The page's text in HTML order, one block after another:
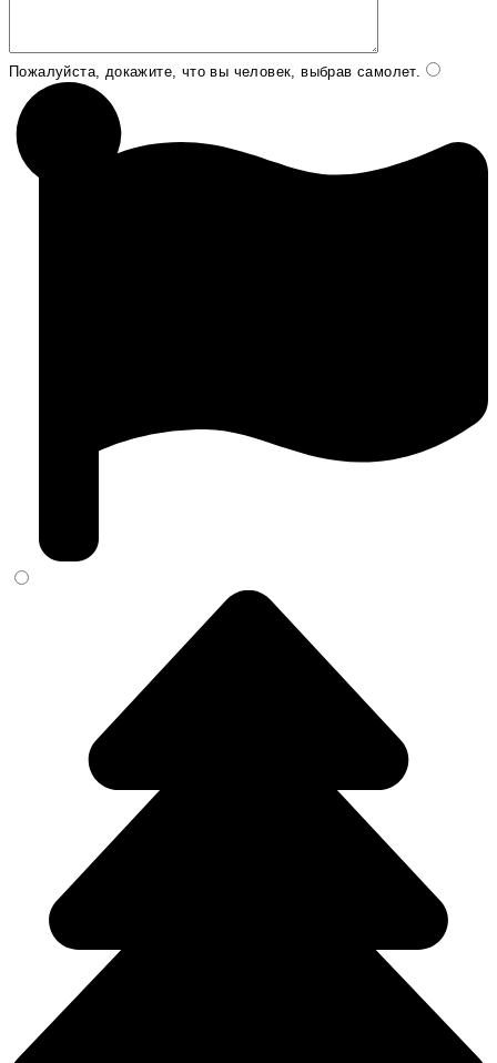
Пожалуйста, докажите, что вы человек, выбрав самолет.